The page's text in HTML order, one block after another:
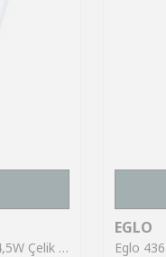
Eglo 75321 "ALAMEDA" 1X4,5W Çelik Nikel Mat Sıva Üstü Spot
EGLO